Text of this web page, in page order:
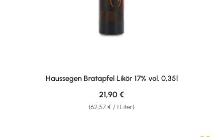
Haussegen Bratapfel Likör 17% vol. 0,35l
(62,57 € / 1 Liter)
Regulärer Preis:
21,90 €